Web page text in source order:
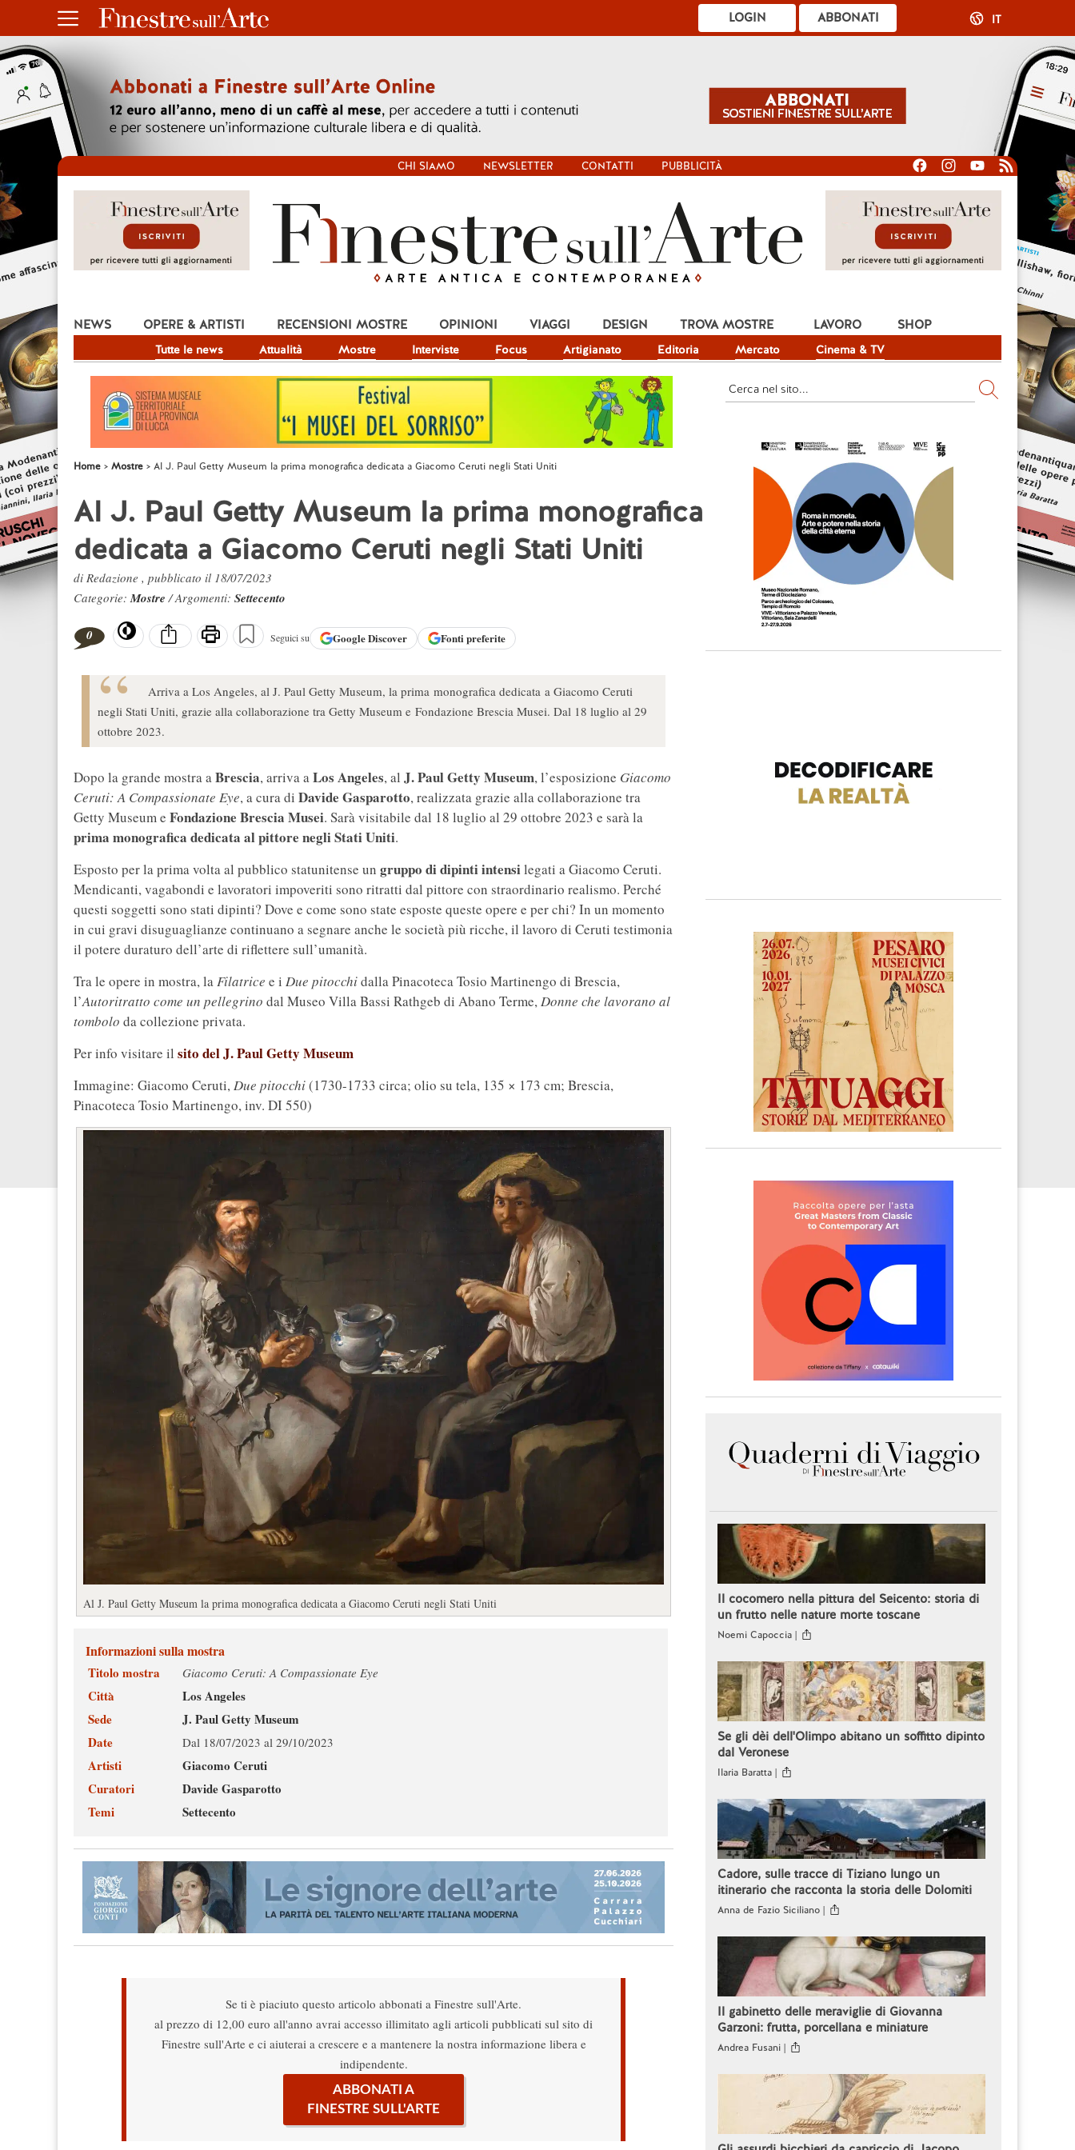
ABBONATI
LOGIN IT
CHI SIAMO NEWSLETTER CONTATTI PUBBLICITÀ
NEWS
Tutte le news Attualità Mostre Interviste Focus Artigianato Editoria Mercato Cinema & TV
OPERE & ARTISTI RECENSIONI MOSTRE OPINIONI VIAGGI DESIGN TROVA MOSTRE LAVORO SHOP
Home Mostre Al J. Paul Getty Museum la prima monografica dedicata a Giacomo Ceruti negli Stati Uniti
Al J. Paul Getty Museum la prima monografica
dedicata a Giacomo Ceruti negli Stati Uniti
di Redazione , pubblicato il 18/07/2023
Categorie:Mostre/ Argomenti: Settecento
0 Seguici su GoogleDiscover Fonti preferite
Arriva a Los Angeles, al J. Paul Getty Museum, la prima monografica dedicata a Giacomo Ceruti
negli Stati Uniti, grazie alla collaborazione tra Getty Museum e Fondazione Brescia Musei. Dal 18 luglio al 29
ottobre 2023.
Dopo la grande mostra aBrescia, arriva aLos Angeles, al J. Paul Getty Museum, l’esposizione Giacomo
Ceruti: A Compassionate Eye, a cura di Davide Gasparotto, realizzata grazie alla collaborazione tra
Getty Museum e Fondazione Brescia Musei. Sarà visitabile dal 18 luglio al 29 ottobre 2023 e sarà la
prima monografica dedicata al pittore negli Stati Uniti.
Esposto per la prima volta al pubblico statunitense un gruppo di dipinti intensilegati a Giacomo Ceruti.
Mendicanti, vagabondi e lavoratori impoveriti sono ritratti dal pittore con straordinario realismo. Perché
questi soggetti sono stati dipinti? Dove e come sono state esposte queste opere e per chi? In un momento
in cui gravi disuguaglianze continuano a segnare anche le società più ricche, il lavoro di Ceruti testimonia
il potere duraturo dell’arte di riflettere sull’umanità.
Tra le opere in mostra, laFilatrice e i Due pitocchidalla Pinacoteca Tosio Martinengo di Brescia,
l’Autoritratto come un pellegrino dal Museo Villa Bassi Rathgeb di Abano Terme,Donne che lavorano al
tombolo da collezione privata.
Per info visitare il sito del J. Paul Getty Museum
Immagine: Giacomo Ceruti,Due pitocchi(1730-1733 circa; olio su tela, 135 × 173 cm; Brescia,
Pinacoteca Tosio Martinengo, inv. DI 550)
Al J. Paul Getty Museum la prima monografica dedicata a Giacomo Ceruti negli Stati Uniti
Informazioni sulla mostra
Titolo mostra Giacomo Ceruti: A Compassionate Eye
Città
Los Angeles
Sede
J. Paul Getty Museum
Date
Dal 18/07/2023 al 29/10/2023
Artisti
Giacomo Ceruti
Curatori
Davide Gasparotto
Temi
Settecento
Se ti è piaciuto questo articolo abbonati a Finestre sull'Arte.
al prezzo di 12,00 euro all'anno avrai accesso illimitato agli articoli pubblicati sul sito di
Finestre sull'Arte e ci aiuterai a crescere e a mantenere la nostra informazione libera e
indipendente.
ABBONATI A
FINESTRE SULL'ARTE
Il cocomero nella pittura del Seicento: storia di
un frutto nelle nature morte toscane
Noemi Capoccia |
Se gli dèi dell'Olimpo abitano un soffitto dipinto
dal Veronese
Ilaria Baratta |
Cadore, sulle tracce di Tiziano lungo un
itinerario che racconta la storia delle Dolomiti
Anna de Fazio Siciliano |
Il gabinetto delle meraviglie di Giovanna
Garzoni: frutta, porcellana e miniature
Andrea Fusani |